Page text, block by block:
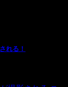
れる！